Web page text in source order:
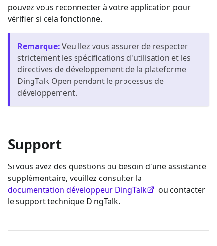
pouvez vous reconnecter à votre application pour
vérifier si cela fonctionne.
Remarque: Veuillez vous assurer de respecter
strictement les spécifications d'utilisation et les
directives de développement de la plateforme
DingTalk Open pendant le processus de
développement.
Support
Si vous avez des questions ou besoin d'une assistance
supplémentaire, veuillez consulter la
documentation développeur DingTalk
ou contacter
le support technique DingTalk.